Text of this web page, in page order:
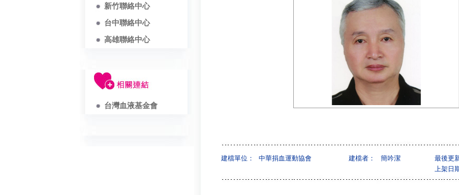
新竹聯絡中心
台中聯絡中心
高雄聯絡中心
台灣血液基金會
建檔單位： 中華捐血運動協會 建檔者： 簡吟潔 最後更
上架日